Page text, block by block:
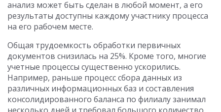
анализ может быть сделан в любой момент, а его
результаты доступны каждому участнику процесса
на его рабочем месте.
Общая трудоемкость обработки первичных
документов снизилась на 25%. Кроме того, многие
учетные процессы существенно ускорились.
Например, раньше процесс сбора данных из
различных информационных баз и составления
консолидированного баланса по филиалу занимал